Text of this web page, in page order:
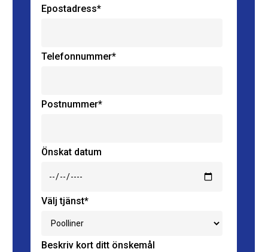
Epostadress*
Telefonnummer*
Postnummer*
Önskat datum
Välj tjänst*
Beskriv kort ditt önskemål